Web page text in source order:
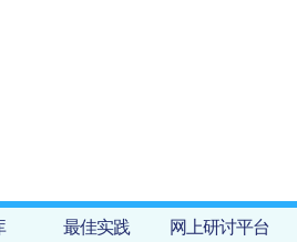
最佳实践 网上研讨平台